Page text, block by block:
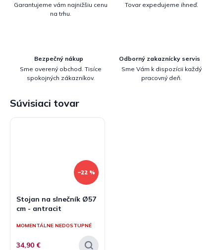
Garantujeme vám najnižšiu cenu
na trhu.
Tovar expedujeme ihneď.
Bezpečný nákup
Sme overený obchod. Tisíce
spokojných zákazníkov.
Odborný zakaznícky servis
Sme Vám k dispozícii každý
pracovný deň.
Súvisiaci tovar
–22 %
Stojan na slnečník Ø57
cm - antracit
MOMENTÁLNE NEDOSTUPNÉ
34,90 €